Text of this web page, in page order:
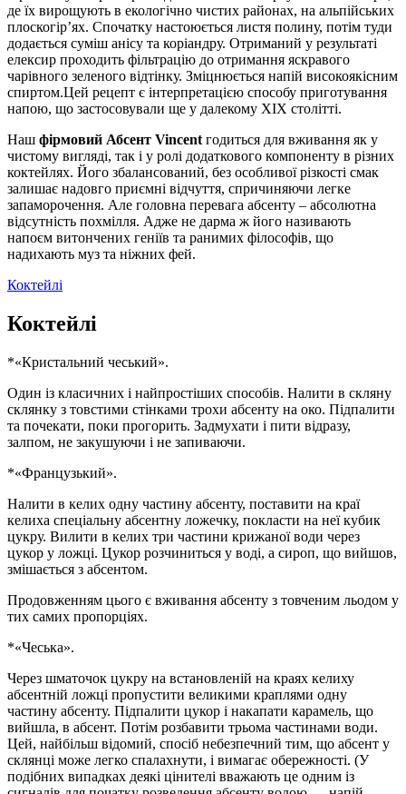
де їх вирощують в екологічно чистих районах, на альпійських
плоскогір’ях. Спочатку настоюється листя полину, потім туди
додається суміш анісу та коріандру. Отриманий у результаті
елексир проходить фільтрацію до отримання яскравого
чарівного зеленого відтінку. Зміцнюється напій високоякісним
спиртом.Цей рецепт є інтерпретацією способу приготування
напою, що застосовували ще у далекому ХІХ столітті.
Наш фірмовий Абсент Vincent годиться для вживання як у
чистому вигляді, так і у ролі додаткового компоненту в різних
коктейлях. Його збалансований, без особливої різкості смак
залишає надовго приємні відчуття, спричиняючи легке
запаморочення. Але головна перевага абсенту – абсолютна
відсутність похмілля. Адже не дарма ж його називають
напоєм витончених геніїв та ранимих філософів, що
надихають муз та ніжних фей.
Коктейлі
Коктейлі
*«Кристальний чеський».
Один із класичних і найпростіших способів. Налити в скляну
склянку з товстими стінками трохи абсенту на око. Підпалити
та почекати, поки прогорить. Задмухати і пити відразу,
залпом, не закушуючи і не запиваючи.
*«Французький».
Налити в келих одну частину абсенту, поставити на краї
келиха спеціальну абсентну ложечку, покласти на неї кубик
цукру. Вилити в келих три частини крижаної води через
цукор у ложці. Цукор розчиниться у воді, а сироп, що вийшов,
змішається з абсентом.
Продовженням цього є вживання абсенту з товченим льодом у
тих самих пропорціях.
*«Чеська».
Через шматочок цукру на встановленій на краях келиху
абсентній ложці пропустити великими краплями одну
частину абсенту. Підпалити цукор і накапати карамель, що
вийшла, в абсент. Потім розбавити трьома частинами води.
Цей, найбільш відомий, спосіб небезпечний тим, що абсент у
склянці може легко спалахнути, і вимагає обережності. (У
подібних випадках деякі цінителі вважають це одним із